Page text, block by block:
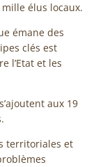
élus locaux.
émane des
clés est
l’Etat et les
aux 19
territoriales et